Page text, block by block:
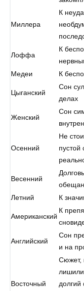
Миллера
К
Лоффа
К
Медеи
К
Цыганский
Сон
делах
Женский
Сон
Осенний
Не
пустой
Весенний
Летний
К
Американский
К
Английский
Сон
и на
Восточный
Сюжет,
долгий